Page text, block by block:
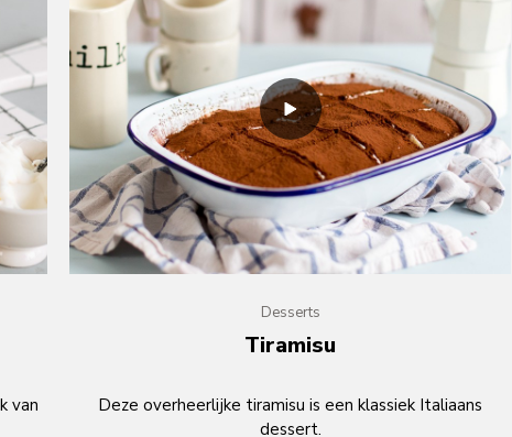
van
Desserts
Tiramisu
Deze overheerlijke tiramisu is een klassiek Italiaans
dessert.